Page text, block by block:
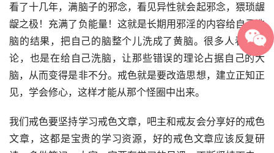
看了十几年，满脑子的邪念，看见异性就会起邪念，猥琐龌
龊之极！充满了负能量！这就是长期用邪淫的内容给自己洗
脑的结果，把自己的脑整个儿洗成了黄脑。很多人看无害
论，也是在给自己洗脑，让那些错误的理论占据自己的大
脑，从而变得是非不分。戒色就是要改造思想，建立正知正
见，学会修心，这样才能从那个怪圈中出来。
我们戒色要坚持学习戒色文章，吧主和戒友会分享好的戒色
文章，这都是宝贵的学习资源，好的戒色文章应该反复研